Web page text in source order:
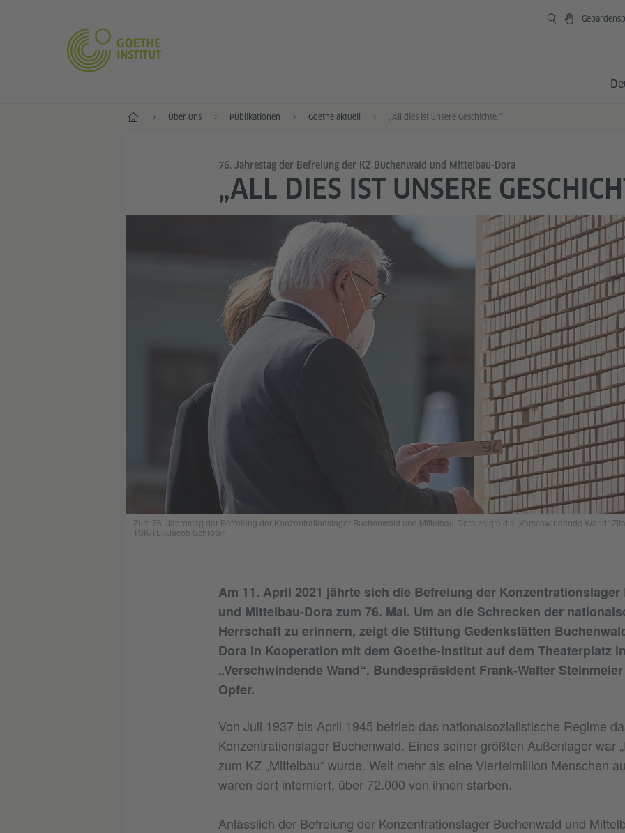
Start Über uns Publikationen Goethe aktuell „All dies ist unsere Geschichte.“
76. Jahrestag der Befreiung der KZ Buchenwald und Mittelbau-Dora
„ALL DIES IST UNSERE
Zum 76. Jahrestag der Befreiung der Konzentrationslager Buchenwald und Mittelbau-Dora zeigte die „Verschwindende Wand“
TSK/TLT/Jacob Schröter
Am 11. April 2021 jährte sich die Befreiung der
und Mittelbau-Dora zum 76. Mal. Um an die Schrecken der
Herrschaft zu erinnern, zeigt die Stiftung Gedenkstätten
Dora in Kooperation mit dem Goethe-Institut auf dem Theaterplatz
„Verschwindende Wand“. Bundespräsident Frank-Walter
Opfer.
Von Juli 1937 bis April 1945 betrieb das nationalsozialistische Regime
Konzentrationslager Buchenwald. Eines seiner größten Außenlager war
zum KZ „Mittelbau“ wurde. Weit mehr als eine Viertelmillion Menschen
waren dort interniert, über 72.000 von ihnen starben.
Anlässlich der Befreiung der Konzentrationslager Buchenwald und